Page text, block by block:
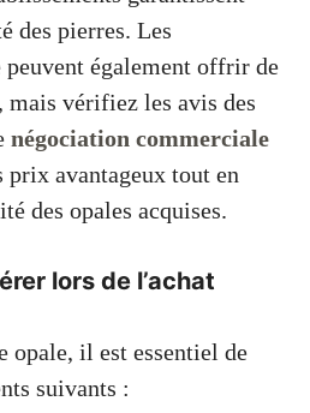
des pierres. Les
également offrir de
mais vérifiez les avis des
négociation commerciale
prix avantageux tout en
des opales acquises.
lors de l’achat
opale, il est essentiel de
suivants :